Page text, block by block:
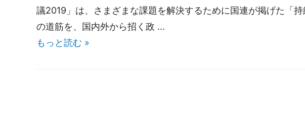
議2019」は、さまざまな課題を解決するために国連が掲げた「
の道筋を、国内外から招く政 …
もっと読む »